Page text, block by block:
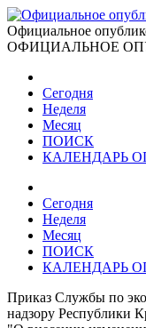
Официальное
ОФИЦИАЛЬНОЕ
Сегодня
Неделя
Месяц
ПОИСК
КАЛЕНДАРЬ
Сегодня
Неделя
Месяц
ПОИСК
КАЛЕНДАРЬ
Приказ Службы по
надзору Республики